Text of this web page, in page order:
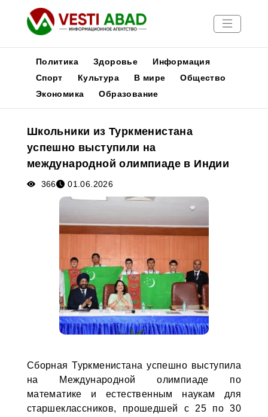
Новости
Медиа
Афиша
Политика Здоровье
Информация
Спорт
Культура В мире
Общество
Экономика
Образование
Школьники из Туркменистана
успешно выступили на
международной олимпиаде в Индии
366 01.06.2026
Сборная Туркменистана успешно выступила
на Международной олимпиаде по
математике и естественным наукам для
старшеклассников, прошедшей с 25 по 30